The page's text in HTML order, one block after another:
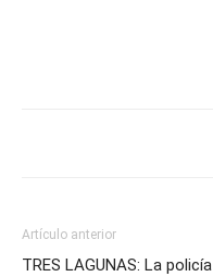
Artículo anterior
TRES LAGUNAS: La policía